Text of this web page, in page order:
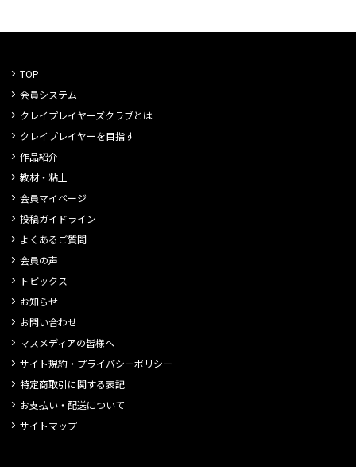
TOP
会員システム
クレイプレイヤーズクラブとは
クレイプレイヤーを目指す
作品紹介
教材・粘土
会員マイページ
投稿ガイドライン
よくあるご質問
会員の声
トピックス
お知らせ
お問い合わせ
マスメディアの皆様へ
サイト規約・プライバシーポリシー
特定商取引に関する表記
お支払い・配送について
サイトマップ